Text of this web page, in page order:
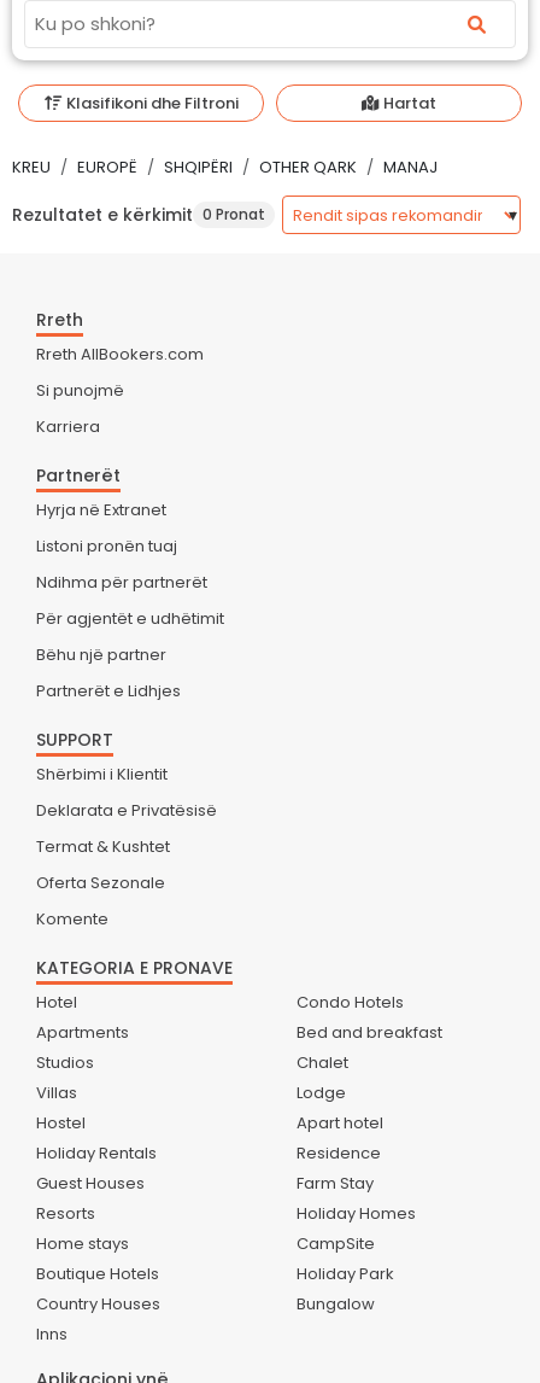
Klasifikoni dhe Filtroni Hartat
KREU EUROPË SHQIPËRI OTHER QARK MANAJ
Rezultatet e kërkimit 0 Pronat
Rreth
Rreth AllBookers.com
Si punojmë
Karriera
Partnerët
Hyrja në Extranet
Listoni pronën tuaj
Ndihma për partnerët
Për agjentët e udhëtimit
Bëhu një partner
Partnerët e Lidhjes
SUPPORT
Shërbimi i Klientit
Deklarata e Privatësisë
Termat & Kushtet
Oferta Sezonale
Komente
KATEGORIA E PRONAVE
Hotel
Apartments
Studios
Villas
Hostel
Holiday Rentals
Guest Houses
Resorts
Home stays
Boutique Hotels
Country Houses
Inns
Condo Hotels
Bed and breakfast
Chalet
Lodge
Apart hotel
Residence
Farm Stay
Holiday Homes
CampSite
Holiday Park
Bungalow